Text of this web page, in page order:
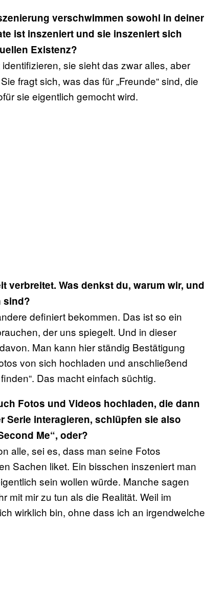
verschwimmen sowohl in deiner
ist inszeniert und sie inszeniert sich
Existenz?
sie sieht das zwar alles, aber
fragt sich, was das für „Freunde“ sind, die
sie eigentlich gemocht wird.
verbreitet. Was denkst du, warum wir, und
sind?
definiert bekommen. Das ist so ein
der uns spiegelt. Und in dieser
Man kann hier ständig Bestätigung
von sich hochladen und anschließend
Das macht einfach süchtig.
Fotos und Videos hochladen, die dann
Serie interagieren, schlüpfen sie also
Me“, oder?
alle, sei es, dass man seine Fotos
Sachen liket. Ein bisschen inszeniert man
sein wollen würde. Manche sagen
mit mir zu tun als die Realität. Weil im
wirklich bin, ohne dass ich an irgendwelche